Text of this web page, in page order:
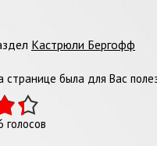
Кастрюли Бергофф
была для Вас
голосов